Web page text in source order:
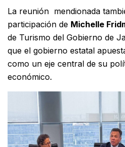
La reunión mendionada
participación de Michelle
de Turismo del Gobierno de
que el gobierno estatal
como un eje central de su
económico.